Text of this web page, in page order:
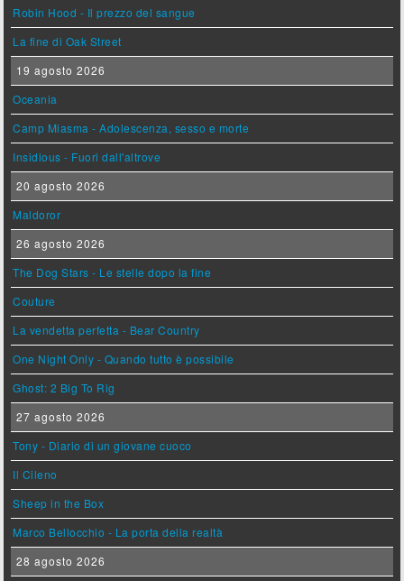
Robin Hood - Il prezzo del sangue
La fine di Oak Street
19 agosto 2026
Oceania
Camp Miasma - Adolescenza, sesso e morte
Insidious - Fuori dall'altrove
20 agosto 2026
Maldoror
26 agosto 2026
The Dog Stars - Le stelle dopo la fine
Couture
La vendetta perfetta - Bear Country
One Night Only - Quando tutto è possibile
Ghost: 2 Big To Rig
27 agosto 2026
Tony - Diario di un giovane cuoco
Il Cileno
Sheep in the Box
Marco Bellocchio - La porta della realtà
28 agosto 2026